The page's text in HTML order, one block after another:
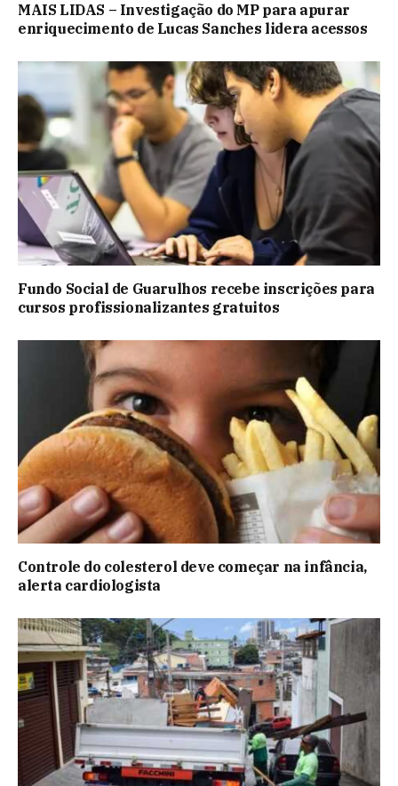
MAIS LIDAS – Investigação do MP para apurar
enriquecimento de Lucas Sanches lidera acessos
Fundo Social de Guarulhos recebe inscrições para
cursos profissionalizantes gratuitos
Controle do colesterol deve começar na infância,
alerta cardiologista